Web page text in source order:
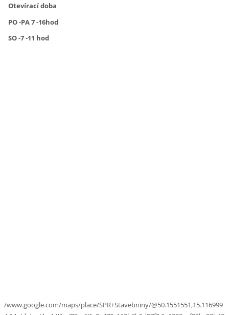
Otevírací doba
PO -PA 7 -16hod
SO -7 -11 hod
/www.google.com/maps/place/SPR+Stavebniny/@50.1551551,15.116999